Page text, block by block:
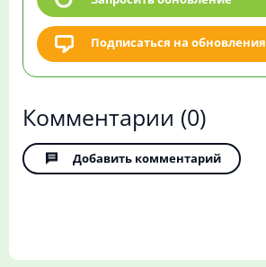
Подписаться на обновления
Комментарии (0)
Добавить комментарий